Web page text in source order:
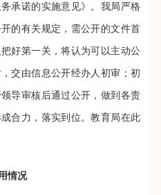
承诺的实施意见》。我局严格
的有关规定，需公开的文件首
好第一关，将认为可以主动公
交由信息公开经办人初审；初
导审核后通过公开，做到各责
合力，落实到位。教育局在此
情况